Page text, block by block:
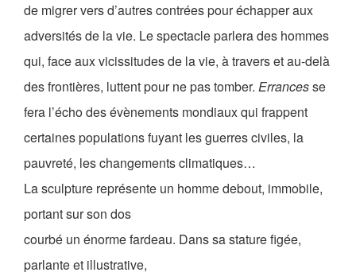
Équipe
le Pole Francophone à Limoges
Missions
de migrer vers d’autres contrées pour échapper aux
adversités de la vie. Le spectacle parlera des hommes
qui, face aux vicissitudes de la vie, à travers et au-delà
des frontières, luttent pour ne pas tomber. Errancesse
fera l’écho des évènements mondiaux qui frappent
certaines populations fuyant les guerres civiles, la
pauvreté, les changements climatiques…
La sculpture représente un homme debout, immobile,
portant sur son dos
courbé un énorme fardeau. Dans sa stature figée,
parlante et illustrative,